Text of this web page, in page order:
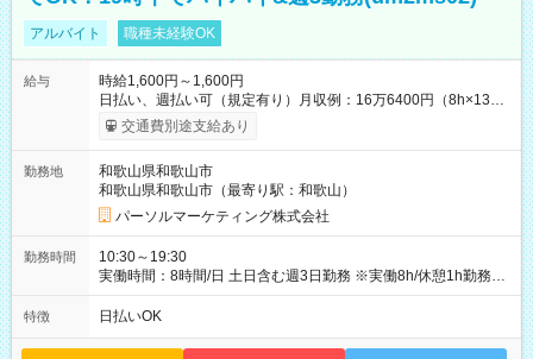
アルバイト 職種未経験OK
給与
時給1,600円～1,600円
日払い、週払い可（規定有り）月収例：16万6400円（8h×13
日） 【試用期間】試用期間なし
交通費別途支給あり
勤務地
和歌山県和歌山市
和歌山県和歌山市（最寄り駅：和歌山）
パーソルマーケティング株式会社
勤務時間
10:30～19:30
実働時間：8時間/日 土日含む週3日勤務 ※実働8h/休憩1h勤務、
残業ほぼ無し（5h/月）
特徴 日払いOK